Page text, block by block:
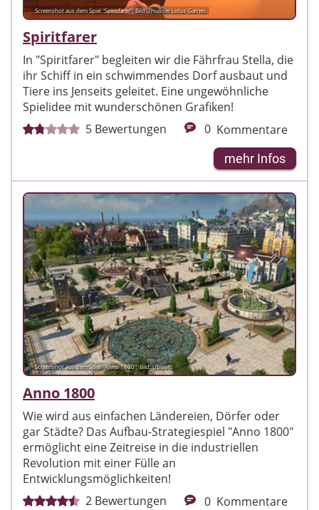
Screenshot aus dem Spiel "Spiritfarer"; Bild: Thunder Lotus Games
Spiritfarer
In "Spiritfarer" begleiten wir die Fährfrau Stella, die
ihr Schiff in ein schwimmendes Dorf ausbaut und
Tiere ins Jenseits geleitet. Eine ungewöhnliche
Spielidee mit wunderschönen Grafiken!
5 Bewertungen 0 Kommentare
mehr Infos
Screenshot aus dem Spiel "Anno 1800"; Bild: Ubisoft
Anno 1800
Wie wird aus einfachen Ländereien, Dörfer oder
gar Städte? Das Aufbau-Strategiespiel "Anno 1800"
ermöglicht eine Zeitreise in die industriellen
Revolution mit einer Fülle an
Entwicklungsmöglichkeiten!
2 Bewertungen 0 Kommentare